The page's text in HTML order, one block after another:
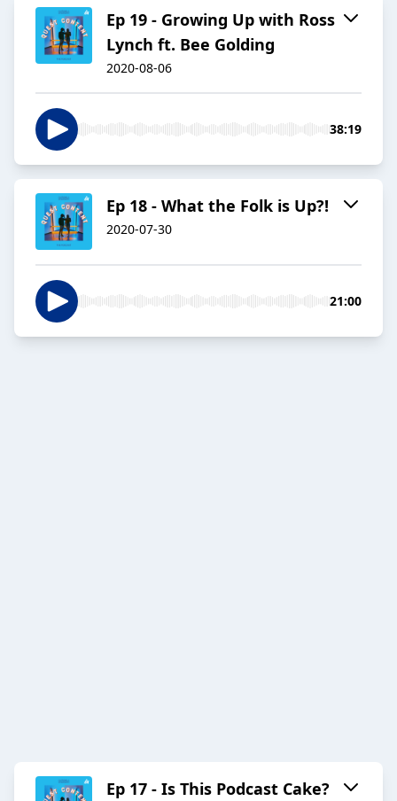
Ep 19 - Growing Up with Ross
Lynch ft. Bee Golding
2020-08-06
38:19
Ep 18 - What the Folk is Up?!
2020-07-30
21:00
Ep 17 - Is This Podcast Cake?